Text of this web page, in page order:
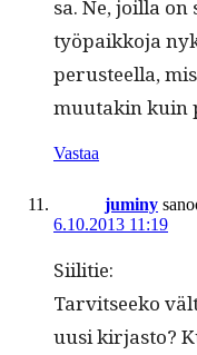
sa. Ne, joil­la
työ­paikko­ja
perus­teel­la,
muu­takin kuin
Vastaa
juminy
6.10.2013 11:19
Siil­i­tie:
Tarvit­seeko
uusi kir­jas­to?